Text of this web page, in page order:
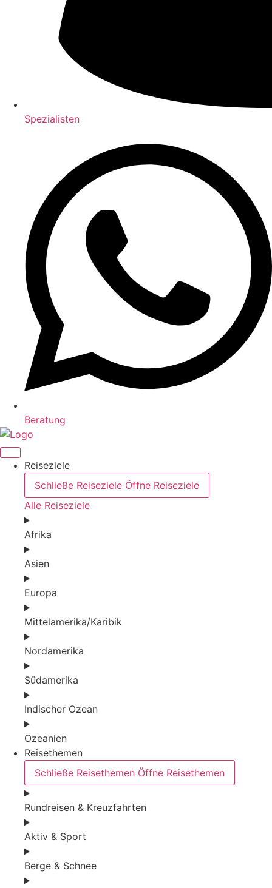
Spezialisten
Beratung
Reiseziele
Schließe Reiseziele Öffne Reiseziele
Alle Reiseziele
Afrika
Asien
Europa
Mittelamerika/Karibik
Nordamerika
Südamerika
Indischer Ozean
Ozeanien
Reisethemen
Schließe Reisethemen Öffne Reisethemen
Rundreisen & Kreuzfahrten
Aktiv & Sport
Berge & Schnee